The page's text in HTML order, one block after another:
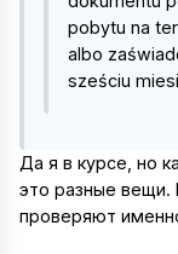
pobytu na
albo
sześciu
Да я в курсе, но
это разные вещи.
проверяют